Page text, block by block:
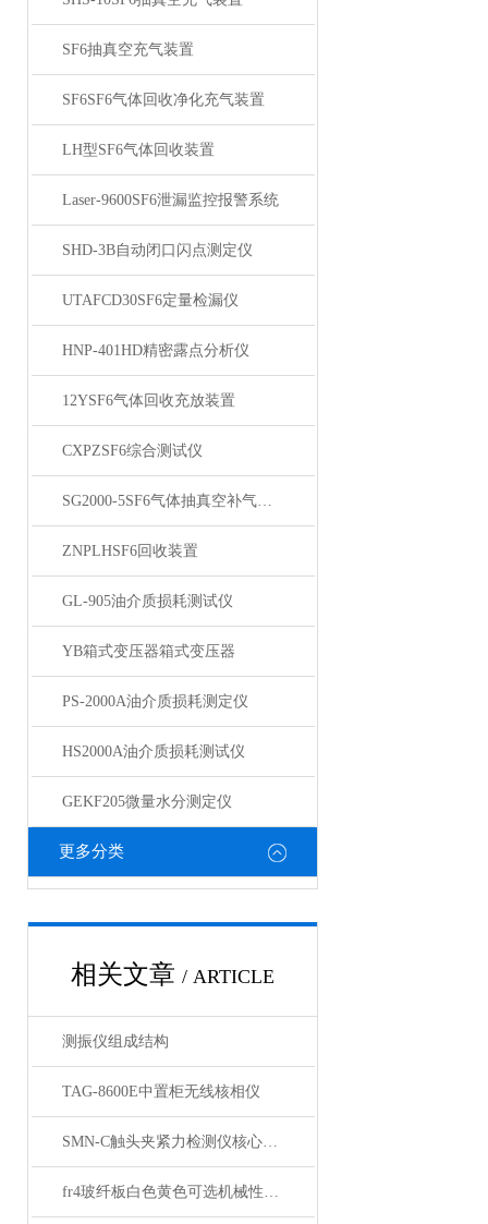
SF6抽真空充气装置
SF6SF6气体回收净化充气装置
LH型SF6气体回收装置
Laser-9600SF6泄漏监控报警系统
SHD-3B自动闭口闪点测定仪
UTAFCD30SF6定量检漏仪
HNP-401HD精密露点分析仪
12YSF6气体回收充放装置
CXPZSF6综合测试仪
SG2000-5SF6气体抽真空补气装置
ZNPLHSF6回收装置
GL-905油介质损耗测试仪
YB箱式变压器箱式变压器
PS-2000A油介质损耗测定仪
HS2000A油介质损耗测试仪
GEKF205微量水分测定仪
更多分类
相关文章 / ARTICLE
测振仪组成结构
TAG-8600E中置柜无线核相仪
SMN-C触头夹紧力检测仪核心技术优势与性能特点
fr4玻纤板白色黄色可选机械性能高